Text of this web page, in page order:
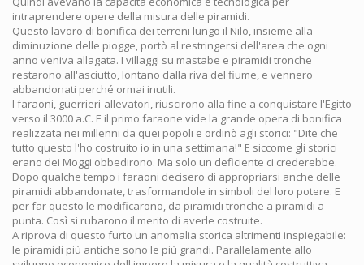
intraprendere opere della misura delle piramidi.
Questo lavoro di bonifica dei terreni lungo il Nilo, insieme alla
diminuzione delle piogge, portò al restringersi dell'area che ogni
anno veniva allagata. I villaggi su mastabe e piramidi tronche
restarono all'asciutto, lontano dalla riva del fiume, e vennero
abbandonati perché ormai inutili.
I faraoni, guerrieri-allevatori, riuscirono alla fine a conquistare l'Egitto
verso il 3000 a.C. E il primo faraone vide la grande opera di bonifica
realizzata nei millenni da quei popoli e ordinò agli storici: "Dite che
tutto questo l'ho costruito io in una settimana!" E siccome gli storici
erano dei Moggi obbedirono. Ma solo un deficiente ci crederebbe.
Dopo qualche tempo i faraoni decisero di appropriarsi anche delle
piramidi abbandonate, trasformandole in simboli del loro potere. E
per far questo le modificarono, da piramidi tronche a piramidi a
punta. Così si rubarono il merito di averle costruite.
A riprova di questo furto un'anomalia storica altrimenti inspiegabile:
le piramidi più antiche sono le più grandi. Parallelamente allo